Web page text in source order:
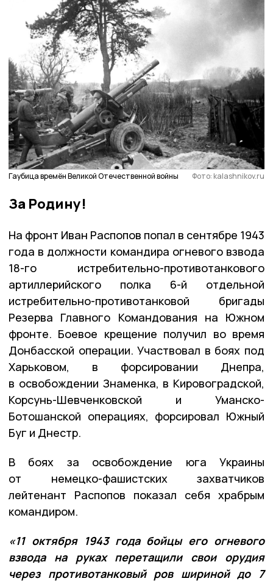
Гаубица времён Великой Отечественной войны Фото: kalashnikov.ru
За Родину!
На фронт Иван Распопов попал в сентябре 1943
года в должности командира огневого взвода
18-го истребительно-противотанкового
артиллерийского полка 6-й отдельной
истребительно-противотанковой бригады
Резерва Главного Командования на Южном
фронте. Боевое крещение получил во время
Донбасской операции. Участвовал в боях под
Харьковом, в форсировании Днепра,
в освобождении Знаменка, в Кировоградской,
Корсунь-Шевченковской и Уманско-
Ботошанской операциях, форсировал Южный
Буг и Днестр.
В боях за освобождение юга Украины
от немецко-фашистских захватчиков
лейтенант Распопов показал себя храбрым
командиром.
«11 октября 1943 года бойцы его огневого
взвода на руках перетащили свои орудия
через противотанковый ров шириной до 7